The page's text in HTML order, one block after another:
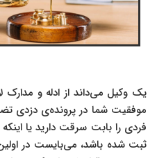
یک وکیل می‌داند از ادله و مدارک
موفقیت شما در پرونده‌ی دزدی
فردی را بابت سرقت دارید یا
ثبت شده باشد، می‌بایست در